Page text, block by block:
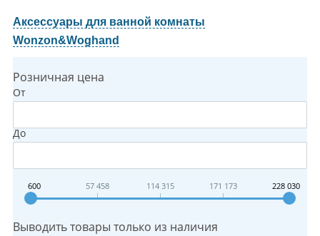
Аксессуары для ванной комнаты
Wonzon&Woghand
Розничная цена
От
До
600 57 458 114 315 171 173 228 030
Выводить товары только из наличия